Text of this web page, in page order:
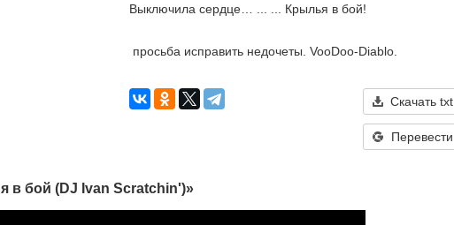
Выключила сердце… ... ... Крылья в бой!
просьба исправить недочеты. VooDoo-Diablo.
Скачать txt
Перевести
в бой (DJ Ivan Scratchin')»